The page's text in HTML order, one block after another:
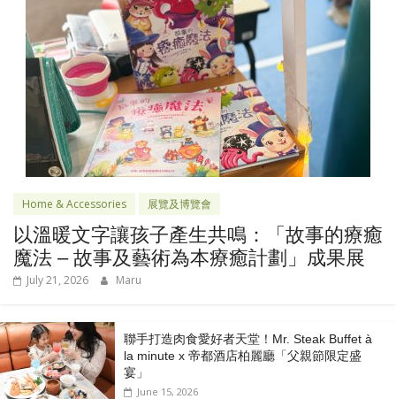
Home & Accessories 展覽及博覽會
以溫暖文字讓孩子產生共鳴：「故事的療癒
魔法 – 故事及藝術為本療癒計劃」成果展
July 21, 2026 Maru
聯手打造肉食愛好者天堂！Mr. Steak Buffet à
la minute x 帝都酒店柏麗廳「⽗親節限定盛
宴」
June 15, 2026